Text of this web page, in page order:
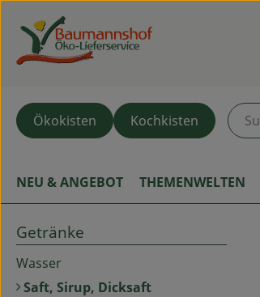
Ökokisten Kochkisten
NEU & ANGEBOT THEMENWELTEN
Getränke
Wasser
Saft, Sirup, Dicksaft